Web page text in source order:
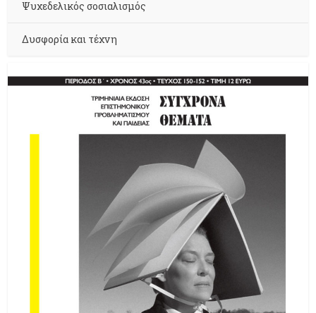
Ψυχεδελικός σοσιαλισμός
Δυσφορία και τέχνη